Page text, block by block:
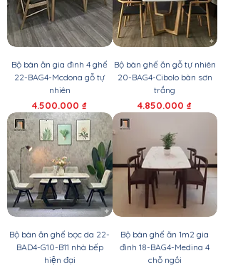
Bộ bàn ăn gia đình 4 ghế
22-BAG4-Mcdona gỗ tự
nhiên
Giá
4.500.000 ₫
Bộ bàn ghế ăn gỗ tự nhiên
20-BAG4-Cibolo bàn sơn
trắng
Giá
4.850.000 ₫
Bộ bàn ăn ghế bọc da 22-
BAD4-G10-B11 nhà bếp
hiện đại
Bộ bàn ghế ăn 1m2 gia
đình 18-BAG4-Medina 4
chỗ ngồi